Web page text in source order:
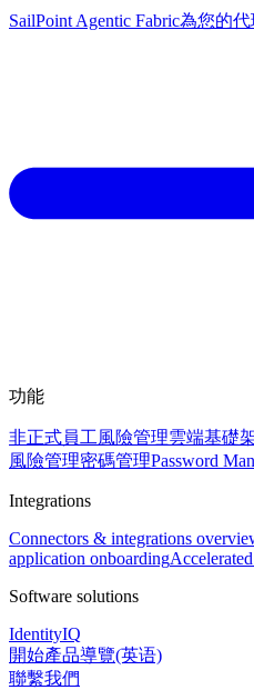
SailPoint Agentic Fabric為您的
功能
非正式員工風險管理雲端基礎
風險管理密碼管理Password
Integrations
Connectors & integrations
application onboarding
Software solutions
IdentityIQ
開始產品導覽(英语)
聯繫我們